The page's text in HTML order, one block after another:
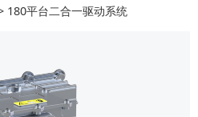
一驱动系
180平台二合一驱动系统